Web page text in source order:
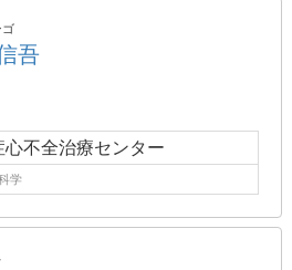
吾
不全治療センター
学